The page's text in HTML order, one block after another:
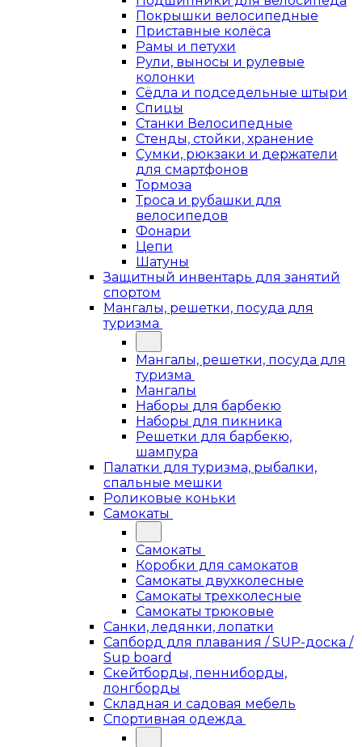
Покрышки велосипедные
Приставные колёса
Рамы и петухи
Рули, выносы и рулевые
колонки
Сёдла и подседельные штыри
Спицы
Станки Велосипедные
Стенды, стойки, хранение
Сумки, рюкзаки и держатели
для смартфонов
Тормоза
Троса и рубашки для
велосипедов
Фонари
Цепи
Шатуны
Защитный инвентарь для занятий
спортом
Мангалы, решетки, посуда для
туризма
Мангалы, решетки, посуда для
туризма
Мангалы
Наборы для барбекю
Наборы для пикника
Решетки для барбекю,
шампура
Палатки для туризма, рыбалки,
спальные мешки
Роликовые коньки
Самокаты
Самокаты
Коробки для самокатов
Самокаты двухколесные
Самокаты трехколесные
Самокаты трюковые
Санки, ледянки, лопатки
Сапборд для плавания / SUP-доска /
Sup board
Скейтборды, пенниборды,
лонгборды
Складная и садовая мебель
Спортивная одежда